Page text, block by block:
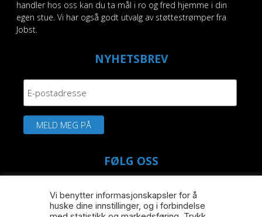
handler hos oss kan du ta mål i ro og fred hjemme i din
egen stue. Vi har også godt utvalg av støttestrømper fra
Jobst.
NYHETSBREV
FØLG OSS
fab
fa-
fab
fa-
Vi benytter informasjonskapsler for å
huske dine innstillinger, og i forbindelse